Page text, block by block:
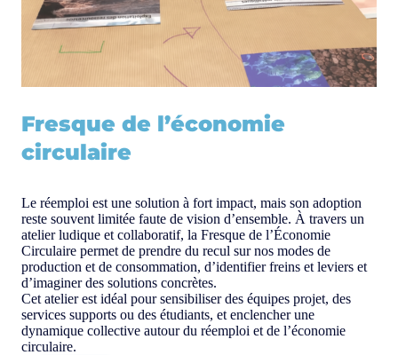
Fresque de l’économie
circulaire
Le réemploi est une solution à fort impact, mais son adoption
reste souvent limitée faute de vision d’ensemble. À travers un
atelier ludique et collaboratif, la Fresque de l’Économie
Circulaire permet de prendre du recul sur nos modes de
production et de consommation, d’identifier freins et leviers et
d’imaginer des solutions concrètes.
Cet atelier est idéal pour sensibiliser des équipes projet, des
services supports ou des étudiants, et enclencher une
dynamique collective autour du réemploi et de l’économie
circulaire.